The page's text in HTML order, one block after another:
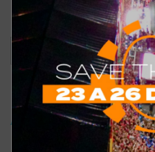
Pode ser melhorado
Sem comentários
Ver
Arquivo de enquete